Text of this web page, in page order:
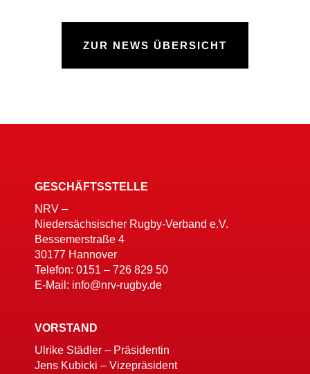
ZUR NEWS ÜBERSICHT
GESCHÄFTSSTELLE
NRV –
Niedersächsischer Rugby-Verband e.V.
Bessemerstraße 4
30177 Hannover
Telefon: 0151 – 726 829 50
E-Mail: info@nrv-rugby.de
VORSTAND
Ulrike Städler – Präsidentin
Jens Kubicki – Vizepräsident